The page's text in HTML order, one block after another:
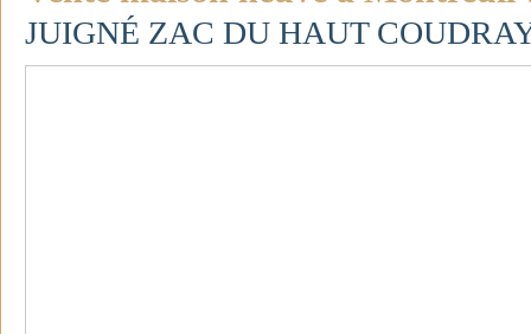
JUIGNÉ ZAC DU HAUT